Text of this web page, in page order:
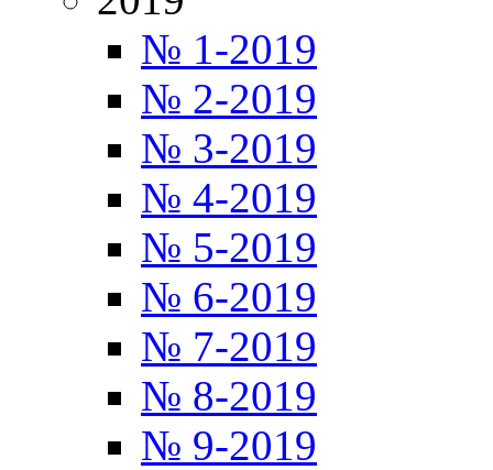
№ 1-2019
№ 2-2019
№ 3-2019
№ 4-2019
№ 5-2019
№ 6-2019
№ 7-2019
№ 8-2019
№ 9-2019